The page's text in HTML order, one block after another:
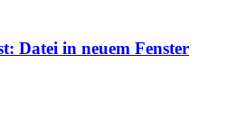
: Datei in neuem Fenster